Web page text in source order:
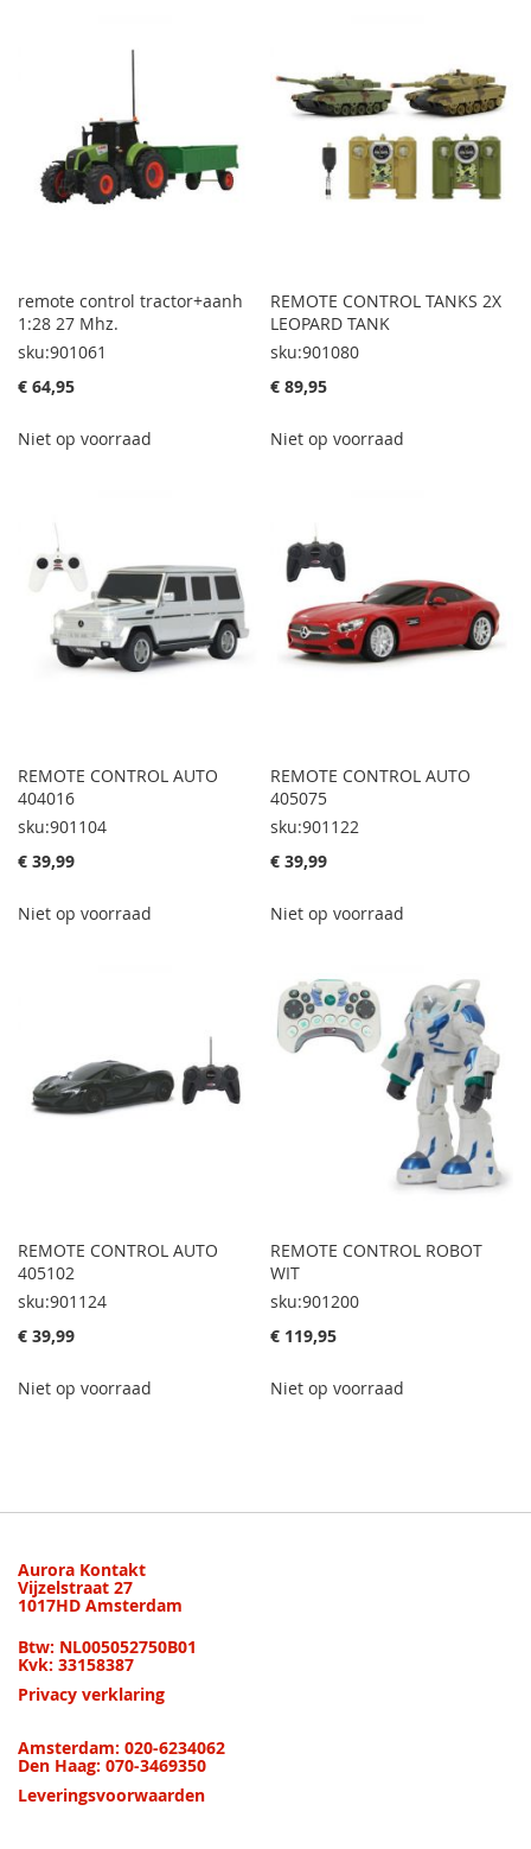
remote control tractor+aanh
1:28 27 Mhz.
sku:901061
€ 64,95
Niet op voorraad
REMOTE CONTROL TANKS 2X
LEOPARD TANK
sku:901080
€ 89,95
Niet op voorraad
REMOTE CONTROL AUTO
404016
sku:901104
€ 39,99
Niet op voorraad
REMOTE CONTROL AUTO
405075
sku:901122
€ 39,99
Niet op voorraad
REMOTE CONTROL AUTO
405102
sku:901124
€ 39,99
Niet op voorraad
REMOTE CONTROL ROBOT
WIT
sku:901200
€ 119,95
Niet op voorraad
Aurora Kontakt
Vijzelstraat 27
1017HD Amsterdam
Btw: NL005052750B01
Kvk: 33158387
Privacy verklaring
Amsterdam: 020-6234062
Den Haag: 070-3469350
Leveringsvoorwaarden